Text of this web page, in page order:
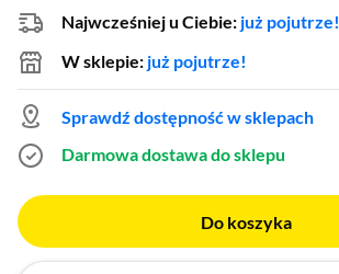
Najwcześniej u Ciebie: już pojutrze!
W sklepie: już pojutrze!
Sprawdź dostępność w sklepach
Darmowa dostawa do sklepu
Do koszyka